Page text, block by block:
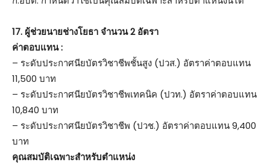
17. ผู้ช่วยนายช่างโยธา จำนวน 2 อัตรา
ค่าตอบแทน :
– ระดับประกาศนียบัตรวิชาชีพชั้นสูง (ปวส.) อัตราค่าตอบแทน
11,500 บาท
– ระดับประกาศนียบัตรวิชาชีพเทคนิค (ปวท.) อัตราค่าตอบแทน
10,840 บาท
– ระดับประกาศนียบัตรวิชาชีพ (ปวช.) อัตราค่าตอบแทน 9,400
บาท
คุณสมบัติเฉพาะสำหรับตำแหน่ง